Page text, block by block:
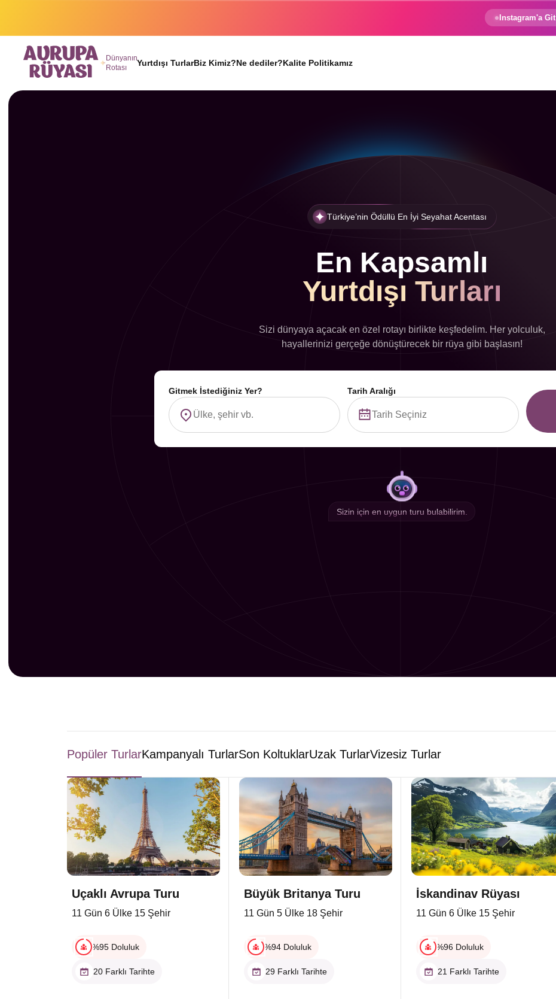
Instagram'a Git
Dünyanın
Rotası
Yurtdışı TurlarBiz Kimiz?Ne dediler?Kalite Politikamız
Türkiye’nin Ödüllü En İyi Seyahat Acentası
En Kapsamlı
Yurtdışı Turları
Sizi dünyaya açacak en özel rotayı birlikte keşfedelim. Her yolculuk,
hayallerinizi gerçeğe dönüştürecek bir rüya gibi başlasın!
Gitmek İstediğiniz Yer?
Tarih Aralığı
Sizin için en uygun turu bulabilirim.
Popüler TurlarKampanyalı TurlarSon KoltuklarUzak TurlarVizesiz Turlar
Uçaklı Avrupa Turu
11 Gün 6 Ülke 15 Şehir
%95 Doluluk
20 Farklı Tarihte
Büyük Britanya Turu
11 Gün 5 Ülke 18 Şehir
%94 Doluluk
29 Farklı Tarihte
İskandinav Rüyası
11 Gün 6 Ülke 15 Şehir
%96 Doluluk
21 Farklı Tarihte